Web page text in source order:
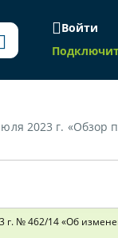
Войти
Министров Республики Беларусь и
№ 462/14 «Об